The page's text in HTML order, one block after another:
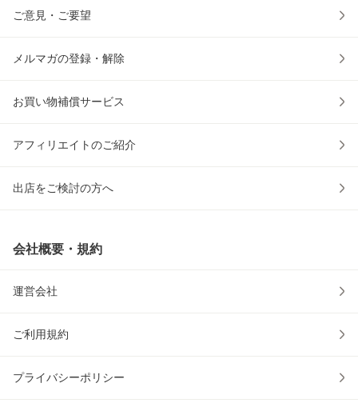
ご意見・ご要望
メルマガの登録・解除
お買い物補償サービス
アフィリエイトのご紹介
出店をご検討の方へ
会社概要・規約
運営会社
ご利用規約
プライバシーポリシー